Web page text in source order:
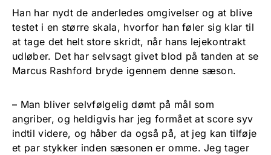
Han har nydt de anderledes omgivelser og at blive
testet i en større skala, hvorfor han føler sig klar til
at tage det helt store skridt, når hans lejekontrakt
udløber. Det har selvsagt givet blod på tanden at se
Marcus Rashford bryde igennem denne sæson.
– Man bliver selvfølgelig dømt på mål som
angriber, og heldigvis har jeg formået at score syv
indtil videre, og håber da også på, at jeg kan tilføje
et par stykker inden sæsonen er omme. Jeg tager